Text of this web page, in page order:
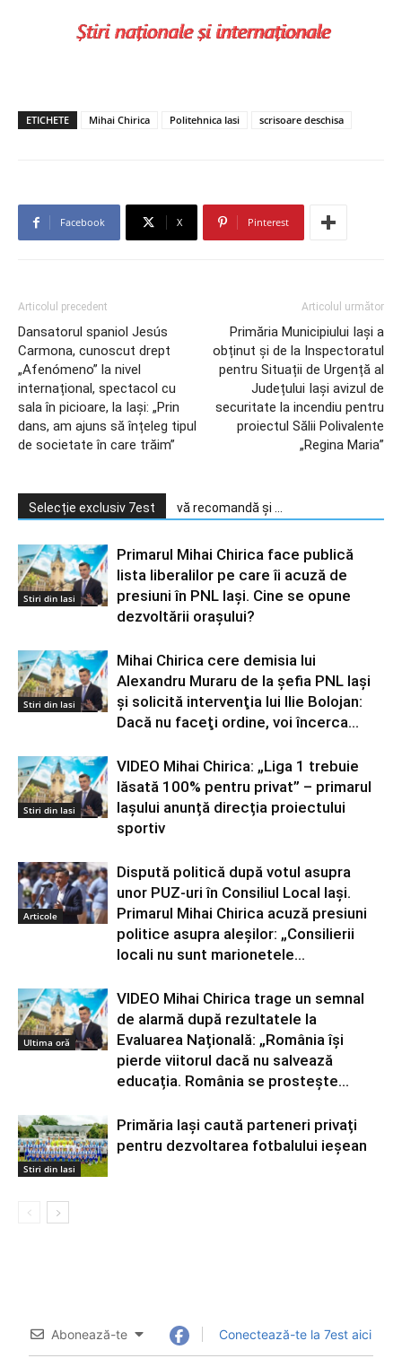
ETICHETE Mihai Chirica Politehnica Iasi scrisoare deschisa
Facebook X Pinterest
Articolul precedent
Dansatorul spaniol Jesús
Carmona, cunoscut drept
„Afenómeno” la nivel
internațional, spectacol cu
sala în picioare, la Iași: „Prin
dans, am ajuns să înțeleg tipul
de societate în care trăim”
Articolul următor
Primăria Municipiului Iași a
obținut și de la Inspectoratul
pentru Situații de Urgență al
Județului Iași avizul de
securitate la incendiu pentru
proiectul Sălii Polivalente
„Regina Maria”
Selecție exclusiv 7est vă recomandă și ...
Stiri din Iasi
Primarul Mihai Chirica face publică
lista liberalilor pe care îi acuză de
presiuni în PNL Iași. Cine se opune
dezvoltării orașului?
Stiri din Iasi
Mihai Chirica cere demisia lui
Alexandru Muraru de la şefia PNL Iaşi
şi solicită intervenţia lui Ilie Bolojan:
Dacă nu faceţi ordine, voi încerca...
Stiri din Iasi
VIDEO Mihai Chirica: „Liga 1 trebuie
lăsată 100% pentru privat” – primarul
Iașului anunță direcția proiectului
sportiv
Articole
Dispută politică după votul asupra
unor PUZ-uri în Consiliul Local Iași.
Primarul Mihai Chirica acuză presiuni
politice asupra aleșilor: „Consilierii
locali nu sunt marionetele...
Ultima oră
VIDEO Mihai Chirica trage un semnal
de alarmă după rezultatele la
Evaluarea Națională: „România își
pierde viitorul dacă nu salvează
educația. România se prostește...
Stiri din Iasi
Primăria Iași caută parteneri privați
pentru dezvoltarea fotbalului ieșean
Abonează-te Conectează-te la 7est aici